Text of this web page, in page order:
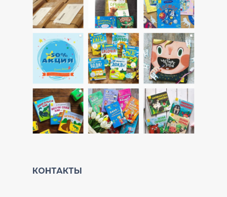
КОНТАКТЫ